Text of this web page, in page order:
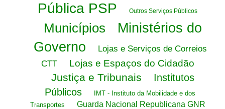
Pública PSP
Outros Serviços Públicos
Municípios
Ministérios do
Governo
Lojas e Serviços de Correios
CTT
Lojas e Espaços do Cidadão
Justiça e Tribunais
Institutos
Públicos
IMT - Instituto da Mobilidade e dos
Transportes
Guarda Nacional Republicana GNR